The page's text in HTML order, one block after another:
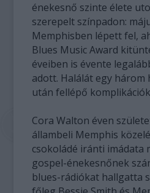
énekesnő szinte élete
szerepelt színpadon:
Memphisben lépett fel,
Blues Music Award
éveiben is évente
adott. Halálát egy
után fellépő
Cora Walton éven
állambeli Memphis
csokoládé iránti imádata
gospel-énekesnőnek
blues-rádiókat hallgatta